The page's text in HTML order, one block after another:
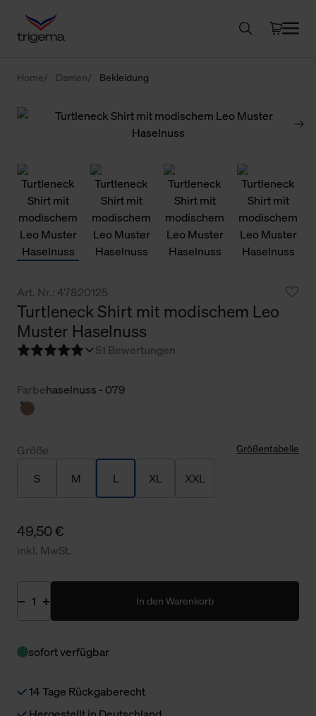
Home Damen Bekleidung
Art. Nr.: 47820125
Turtleneck Shirt mit modischem Leo
Muster Haselnuss
51 Bewertungen
Farbehaselnuss - 079
Größe Größentabelle
S M L XL XXL
49,50 €
inkl. MwSt.
In den Warenkorb
sofort verfügbar
14 Tage Rückgaberecht